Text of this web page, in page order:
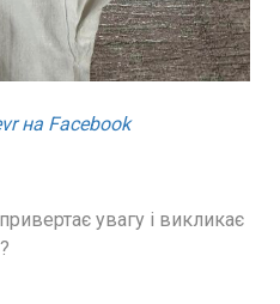
на Facebook
увагу і викликає